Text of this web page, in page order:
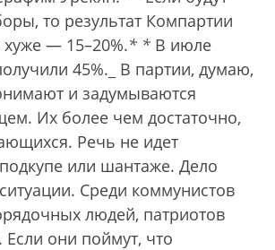
то результат Компартии
— 15–20%.* * В июле
45%._ В партии, думаю,
и задумываются
Их более чем достаточно,
Речь не идет
или шантаже. Дело
Среди коммунистов
людей, патриотов
Если они поймут, что